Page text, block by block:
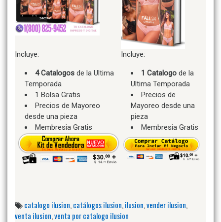
Incluye:
4 Catalogos de la Ultima
Temporada
1 Bolsa Gratis
Precios de Mayoreo
desde una pieza
Membresia Gratis
Incluye:
1 Catalogo de la
Ultima Temporada
Precios de
Mayoreo desde una
pieza
Membresia Gratis
catalogo ilusion,catálogos ilusion,ilusion,vender ilusion,
venta ilusion,venta por catalogo ilusion